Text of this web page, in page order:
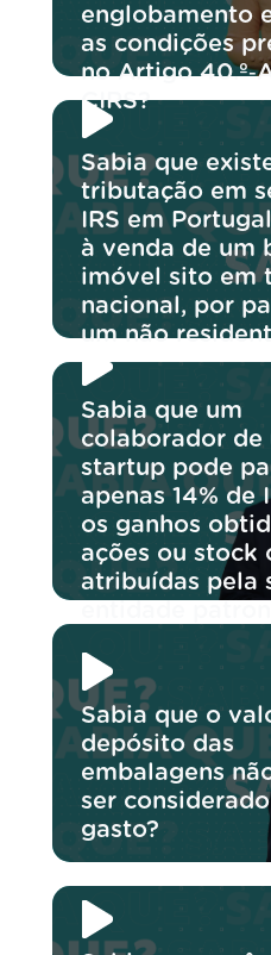
englobamento
as condições
no Artigo
CIRS?
Sabia que
tributação em
IRS em
à venda de um
imóvel sito em
nacional, por
um não
Sabia que um
colaborador de
startup pode
apenas 14% de
os ganhos
ações ou stock
atribuídas pela
Sabia que o
depósito das
embalagens
ser
gasto?